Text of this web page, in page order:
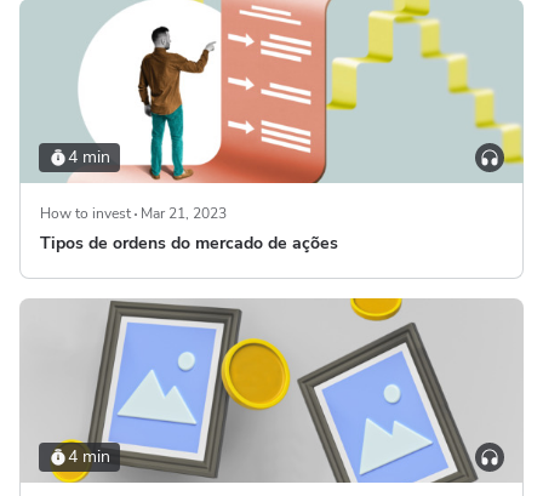
4 min
How to invest Mar 21, 2023
Tipos de ordens do mercado de ações
4 min